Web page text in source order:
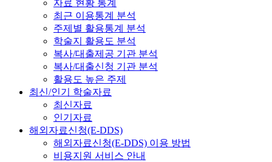
자료 현황 통계
최근 이용통계 분석
주제별 활용통계 분석
학술지 활용도 분석
복사/대출제공 기관 분석
복사/대출신청 기관 분석
활용도 높은 주제
최신/인기 학술자료
최신자료
인기자료
해외자료신청(E-DDS)
해외자료신청(E-DDS) 이용 방법
비용지원 서비스 안내